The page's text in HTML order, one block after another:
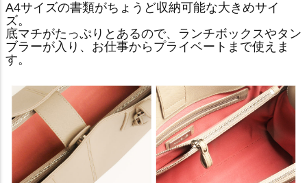
A4サイズの書類がちょうど収納可能な大きめサイ
ズ。
底マチがたっぷりとあるので、ランチボックスやタン
ブラーが入り、お仕事からプライベートまで使えま
す。